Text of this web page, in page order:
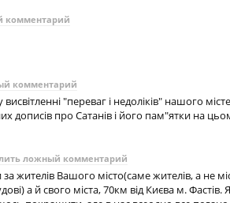
комментарий
комментарий
"переваг і недоліків" нашого
дописів про Сатанів і його пам"ятки на
ложный комментарий
жителів Вашого місто(саме жителів, а не
а й свого міста, 70км від Києва м.